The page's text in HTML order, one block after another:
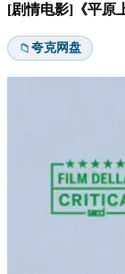
[剧情电影]《平原
📁夸克网盘